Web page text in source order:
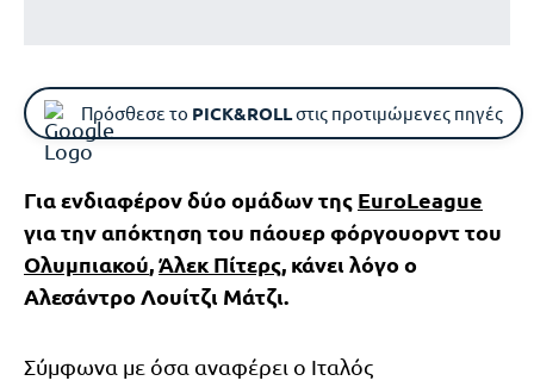
Πρόσθεσε το PICK&ROLLστις προτιμώμενες πηγές
Για ενδιαφέρον δύο ομάδων της EuroLeague
για την απόκτηση του πάουερ φόργουορντ του
Ολυμπιακού,Άλεκ Πίτερς, κάνει λόγο ο
Αλεσάντρο Λουίτζι Μάτζι.
Σύμφωνα με όσα αναφέρει ο Ιταλός